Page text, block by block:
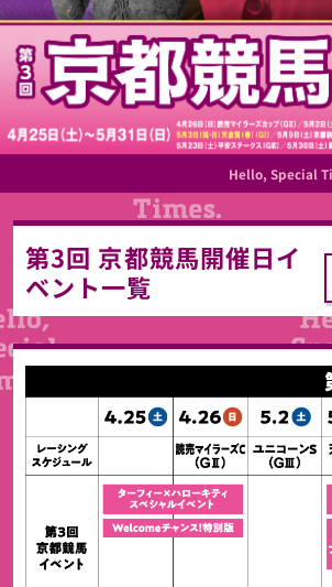
Hello, Special
第3回 京都競馬開催日イ
ベント一覧